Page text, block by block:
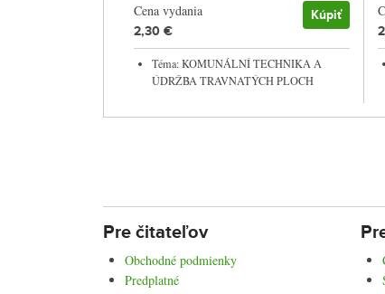
Cena vydania
2,30 €
Kúpiť
Téma: KOMUNÁLNÍ TECHNIKA A
ÚDRŽBA TRAVNATÝCH PLOCH
Pre čitateľov
Obchodné podmienky
Predplatné